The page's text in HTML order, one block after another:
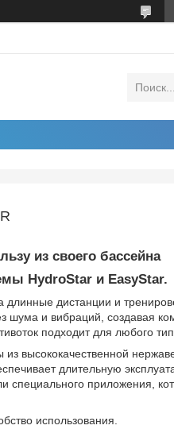
из своего бассейна
HydroStar и EasyStar.
дистанции и
и вибраций, создавая
подходит для любого
из высококачественной
длительную
приложения,
использования.